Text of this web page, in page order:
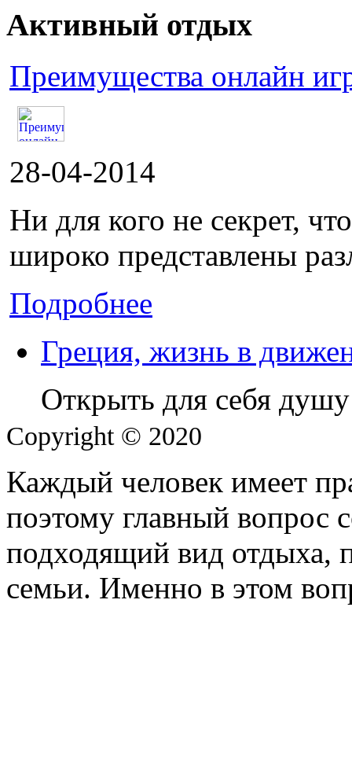
Активный отдых
Преимущества онлайн
28-04-2014
Ни для кого не секрет,
широко представлены
Подробнее
Греция, жизнь в
Открыть для себя
Copyright © 2020
Каждый человек имеет
поэтому главный вопрос
подходящий вид отдыха,
семьи. Именно в этом